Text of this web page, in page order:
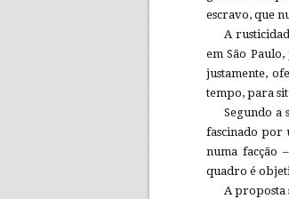
escravo, que
A
em São
justamente,
tempo, para
Segundo a
fascinado por
numa facção
quadro é
A proposta